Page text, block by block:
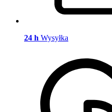
24 h Wysyłka